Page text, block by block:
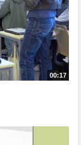
00:17